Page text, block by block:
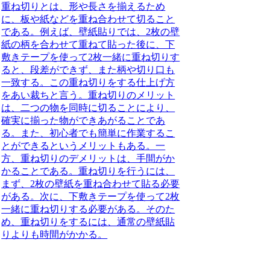
重ね切りとは、形や長さを揃えるため
に、板や紙などを重ね合わせて切ること
である。例えば、壁紙貼りでは、2枚の壁
紙の柄を合わせて重ねて貼った後に、下
敷きテープを使って2枚一緒に重ね切りす
ると、段差ができず、また柄や切り口も
一致する。この重ね切りをする仕上げ方
をあい裁ちと言う。重ね切りのメリット
は、二つの物を同時に切ることにより、
確実に揃った物ができあがること であ
る。また、初心者でも簡単に作業するこ
とができるというメリットもある。一
方、重ね切りのデメリットは、手間がか
かることである。重ね切りを行うには、
まず、2枚の壁紙を重ね合わせて貼る必要
がある。次に、下敷きテープを使って2枚
一緒に重ね切りする必要がある。そのた
め、重ね切りをするには、通常の壁紙貼
りよりも時間がかかる。